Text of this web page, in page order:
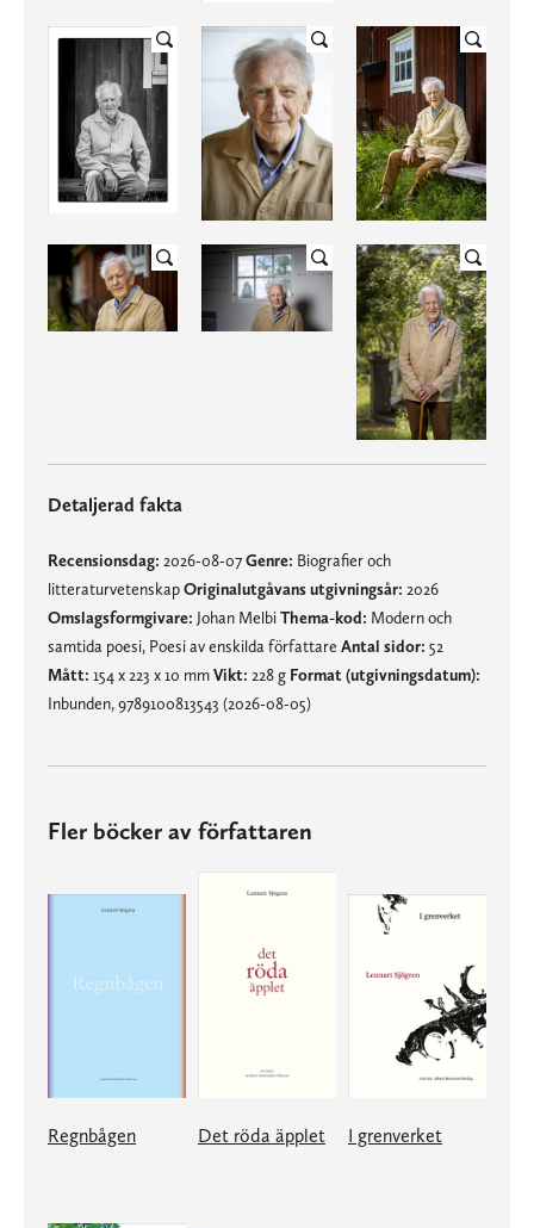
Detaljerad fakta
Recensionsdag: 2026-08-07Genre: Biografier och
litteraturvetenskapOriginalutgåvans utgivningsår: 2026
Omslagsformgivare: Johan MelbiThema-kod: Modern och
samtida poesi, Poesi av enskilda författare Antal sidor: 52
Mått: 154 x 223 x 10 mmVikt: 228 g Format (utgivningsdatum):
Inbunden, 9789100813543 (2026-08-05)
Fler böcker av författaren
Regnbågen Det röda äpplet I grenverket